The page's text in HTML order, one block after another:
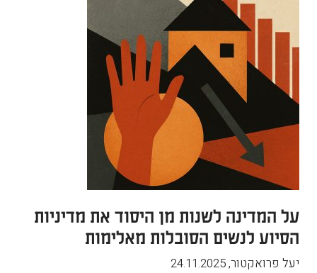
על המדינה לשנות מן היסוד את מדיניות
הסיוע לנשים הסובלות מאלימות
יעל פרואקטור,
24.11.2025